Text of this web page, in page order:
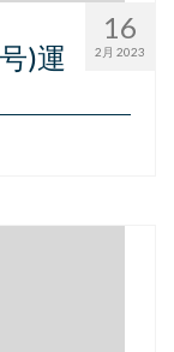
16
2月 2023
)運